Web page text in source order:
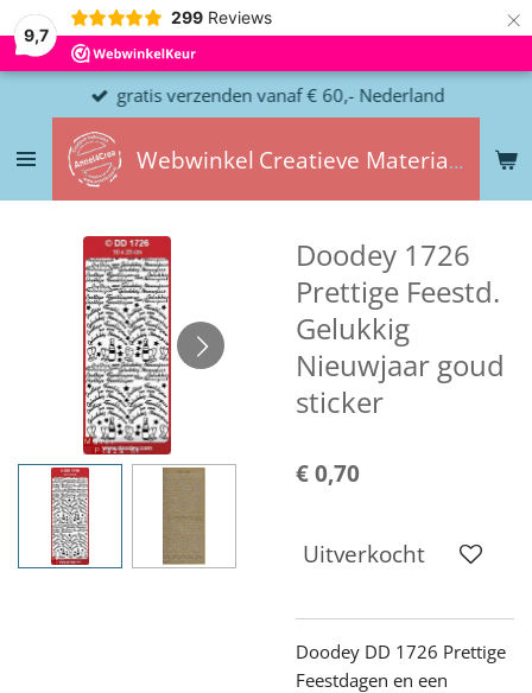
9,7
299 Reviews ×
Webwinkel Creatieve Materialen
gratis verzenden vanaf € 60,- Nederland
Doodey 1726
Prettige Feestd.
Gelukkig
Nieuwjaar goud
sticker
€ 0,70
Uitverkocht
Doodey DD 1726 Prettige
Feestdagen en een